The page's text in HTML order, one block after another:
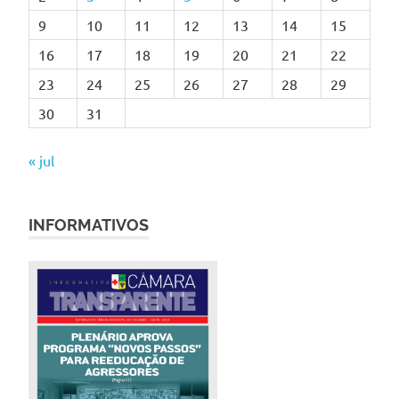
9
10 11 12 13 14
15
16
17 18 19 20 21
22
23
24 25 26 27 28
29
30
31
« jul
INFORMATIVOS